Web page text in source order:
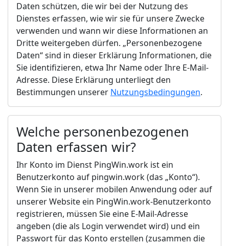
Daten schützen, die wir bei der Nutzung des
Dienstes erfassen, wie wir sie für unsere Zwecke
verwenden und wann wir diese Informationen an
Dritte weitergeben dürfen. „Personenbezogene
Daten“ sind in dieser Erklärung Informationen, die
Sie identifizieren, etwa Ihr Name oder Ihre E-Mail-
Adresse. Diese Erklärung unterliegt den
Bestimmungen unserer Nutzungsbedingungen.
Welche personenbezogenen
Daten erfassen wir?
Ihr Konto im Dienst PingWin.work ist ein
Benutzerkonto auf pingwin.work (das „Konto“).
Wenn Sie in unserer mobilen Anwendung oder auf
unserer Website ein PingWin.work-Benutzerkonto
registrieren, müssen Sie eine E-Mail-Adresse
angeben (die als Login verwendet wird) und ein
Passwort für das Konto erstellen (zusammen die